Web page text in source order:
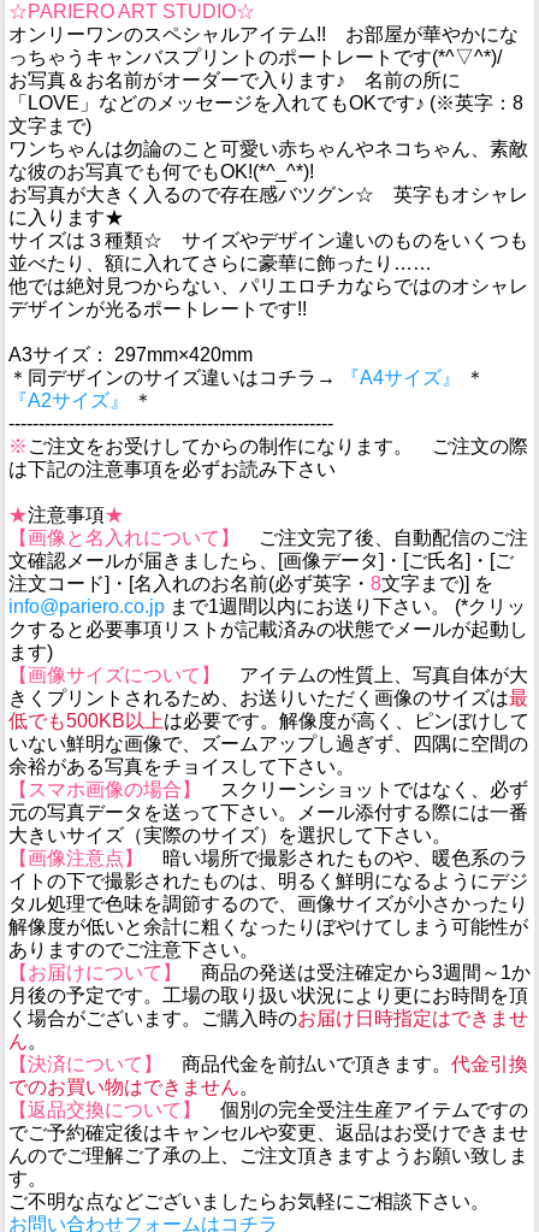
☆PARIERO ART STUDIO☆
オンリーワンのスペシャルアイテム!! お部屋が華やかにな
っちゃうキャンバスプリントのポートレートです(*^▽^*)/
お写真＆お名前がオーダーで入ります♪ 名前の所に
「LOVE」などのメッセージを入れてもOKです♪ (※英字：8
文字まで)
ワンちゃんは勿論のこと可愛い赤ちゃんやネコちゃん、素敵
な彼のお写真でも何でもOK!(*^_^*)!
お写真が大きく入るので存在感バツグン☆ 英字もオシャレ
に入ります★
サイズは３種類☆ サイズやデザイン違いのものをいくつも
並べたり、額に入れてさらに豪華に飾ったり……
他では絶対見つからない、パリエロチカならではのオシャレ
デザインが光るポートレートです!!
A3サイズ： 297mm×420mm
＊同デザインのサイズ違いはコチラ→
『A4サイズ』
＊
『A2サイズ』
＊
------------------------------------------------------
※ ご注文をお受けしてからの制作になります。 ご注文の際
は下記の注意事項を必ずお読み下さい
★注意事項★
【画像と名入れについて】
ご注文完了後、自動配信のご注
文確認メールが届きましたら、[画像データ]・[ご氏名]・[ご
注文コード]・[名入れのお名前(必ず英字・ 8文字まで)] を
info@pariero.co.jp まで1週間以内にお送り下さい。 (*クリッ
クすると必要事項リストが記載済みの状態でメールが起動し
ます)
【画像サイズについて】
アイテムの性質上、写真自体が大
きくプリントされるため、お送りいただく画像のサイズは最
低でも500KB以上は必要です。解像度が高く、ピンぼけして
いない鮮明な画像で、ズームアップし過ぎず、四隅に空間の
余裕がある写真をチョイスして下さい。
【スマホ画像の場合】
スクリーンショットではなく、必ず
元の写真データを送って下さい。メール添付する際には一番
大きいサイズ（実際のサイズ）を選択して下さい。
【画像注意点】
暗い場所で撮影されたものや、暖色系のラ
イトの下で撮影されたものは、明るく鮮明になるようにデジ
タル処理で色味を調節するので、画像サイズが小さかったり
解像度が低いと余計に粗くなったりぼやけてしまう可能性が
ありますのでご注意下さい。
【お届けについて】
商品の発送は受注確定から3週間～1か
月後の予定です。工場の取り扱い状況により更にお時間を頂
く場合がございます。ご購入時のお届け日時指定はできませ
ん。
【決済について】
商品代金を前払いで頂きます。 代金引換
でのお買い物はできません。
【返品交換について】
個別の完全受注生産アイテムですの
でご予約確定後はキャンセルや変更、返品はお受けできませ
んのでご理解ご了承の上、ご注文頂きますようお願い致しま
す。
ご不明な点などございましたらお気軽にご相談下さい。
お問い合わせフォームはコチラ